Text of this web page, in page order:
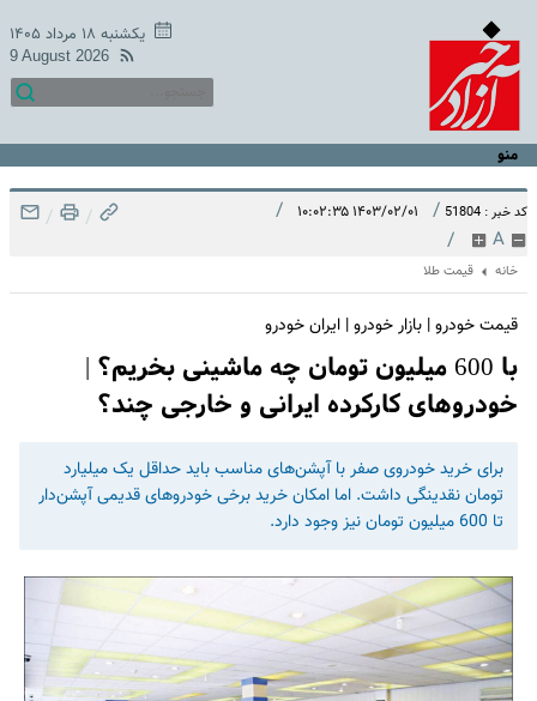
یکشنبه ۱۸ مرداد ۱۴۰۵
9 August 2026
منو
کد خبر : 51804 / ۱۴۰۳/۰۲/۰۱ ۱۰:۰۲:۳۵ /
A
/
/
/
خانه قیمت طلا
قیمت خودرو | بازار خودرو | ایران خودرو
با 600 میلیون تومان چه ماشینی بخریم؟ |
خودروهای کارکرده ایرانی و خارجی چند؟
برای خرید خودروی صفر با آپشن‌های مناسب باید حداقل یک میلیارد
تومان نقدینگی داشت. اما امکان خرید برخی خودروهای قدیمی آپشن‌دار
تا 600 میلیون تومان نیز وجود دارد.